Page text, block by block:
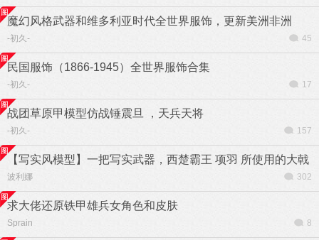
魔幻风格武器和维多利亚时代全世界服饰，更新美洲非洲
-初久- 45
民国服饰（1866-1945）全世界服饰合集
-初久- 17
战团草原甲模型仿战锤震旦 ，天兵天将
-初久- 157
【写实风模型】一把写实武器，西楚霸王 项羽 所使用的大戟
波利娜 302
求大佬还原铁甲雄兵女角色和皮肤
Sprain 8